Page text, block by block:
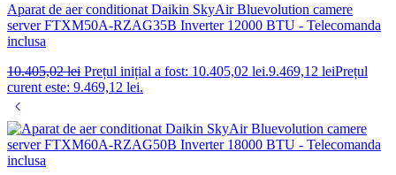
Aparat de aer conditionat Daikin SkyAir Bluevolution camere
server FTXM50A-RZAG35B Inverter 12000 BTU - Telecomanda
inclusa
10.405,02lei Prețul inițial a fost: 10.405,02 lei.9.469,12 leiPrețul
curent este: 9.469,12 lei.